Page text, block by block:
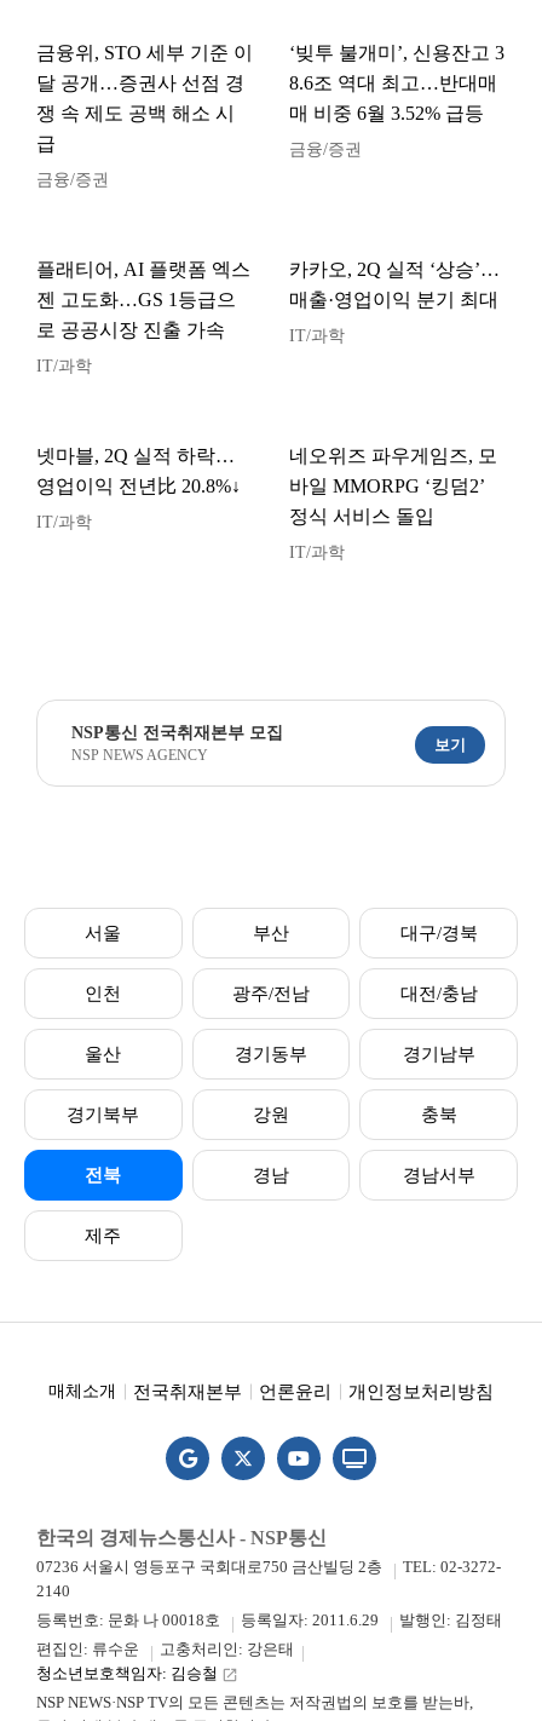
금융위, STO 세부 기준 이
달 공개…증권사 선점 경
쟁 속 제도 공백 해소 시
급
금융/증권
‘빚투 불개미’, 신용잔고 3
8.6조 역대 최고…반대매
매 비중 6월 3.52% 급등
금융/증권
플래티어, AI 플랫폼 엑스
젠 고도화…GS 1등급으
로 공공시장 진출 가속
IT/과학
카카오, 2Q 실적 ‘상승’…
매출·영업이익 분기 최대
IT/과학
넷마블, 2Q 실적 하락…
영업이익 전년比 20.8%↓
IT/과학
네오위즈 파우게임즈, 모
바일 MMORPG ‘킹덤2’
정식 서비스 돌입
IT/과학
NSP통신 전국취재본부 모집
NSP NEWS AGENCY
보기
서울 부산 대구/경북
인천 광주/전남 대전/충남
울산 경기동부 경기남부
경기북부 강원 충북
전북 경남 경남서부
제주
매체소개 전국취재본부 언론윤리 개인정보처리방침
한국의 경제뉴스통신사 - NSP통신
07236 서울시 영등포구 국회대로750 금산빌딩 2층
TEL: 02-3272-
2140
등록번호: 문화 나 00018호
등록일자: 2011.6.29
발행인: 김정태
편집인: 류수운
고충처리인: 강은태
청소년보호책임자: 김승철 launch
NSP NEWS·NSP TV의 모든 콘텐츠는 저작권법의 보호를 받는바,